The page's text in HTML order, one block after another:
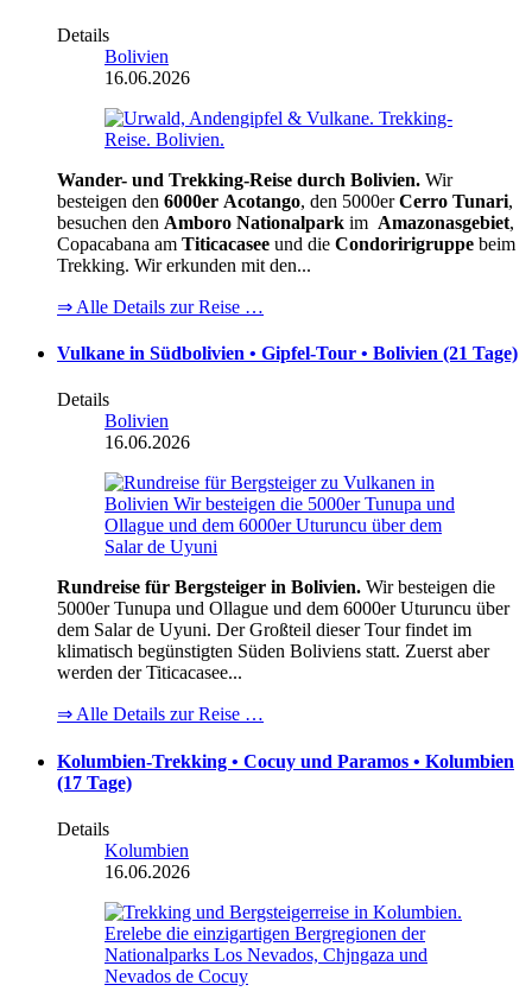
Details
Bolivien
16.06.2026
Wander- und Trekking-Reise durch Bolivien. Wir
besteigen den 6000er Acotango, den 5000erCerro Tunari,
besuchen den Amboro Nationalpark im Amazonasgebiet,
Copacabana am Titicacasee und die Condoririgruppe beim
Trekking. Wir erkunden mit den...
⇒ Alle Details zur Reise …
Vulkane in Südbolivien • Gipfel-Tour • Bolivien (21 Tage)
Details
Bolivien
16.06.2026
Rundreise für Bergsteiger in Bolivien. Wir besteigen die
5000er Tunupa und Ollague und dem 6000er Uturuncu über
dem Salar de Uyuni. Der Großteil dieser Tour findet im
klimatisch begünstigten Süden Boliviens statt. Zuerst aber
werden der Titicacasee...
⇒ Alle Details zur Reise …
Kolumbien-Trekking • Cocuy und Paramos • Kolumbien
(17 Tage)
Details
Kolumbien
16.06.2026